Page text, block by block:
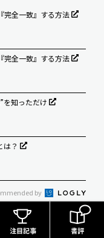
完全一致』する方法
完全一致』する方法
を知っただけ
は？
by